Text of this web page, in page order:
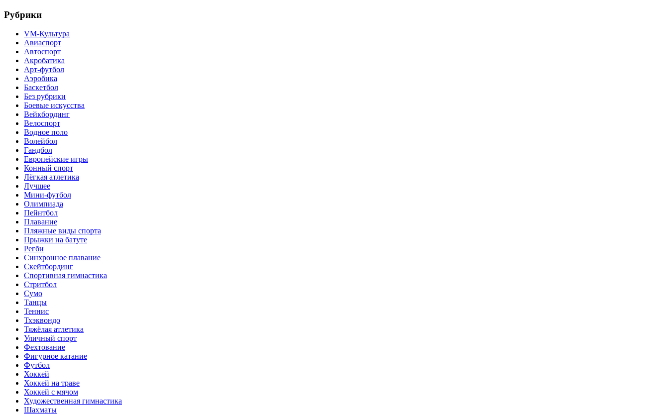
Рубрики
VM-Культура
Авиаспорт
Автоспорт
Акробатика
Арт-футбол
Аэробика
Баскетбол
Без рубрики
Боевые искусства
Вейкбординг
Велоспорт
Водное поло
Волейбол
Гандбол
Европейские игры
Конный спорт
Лёгкая атлетика
Лучшее
Мини-футбол
Олимпиада
Пейнтбол
Плавание
Пляжные виды спорта
Прыжки на батуте
Регби
Синхронное плавание
Скейтбординг
Спортивная гимнастика
Стритбол
Сумо
Танцы
Теннис
Тхэквондо
Тяжёлая атлетика
Уличный спорт
Фехтование
Фигурное катание
Футбол
Хоккей
Хоккей на траве
Хоккей с мячом
Художественная гимнастика
Шахматы